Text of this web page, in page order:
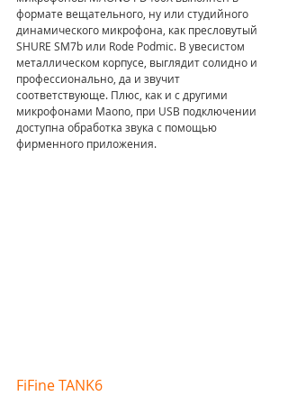
формате вещательного, ну или студийного
динамического микрофона, как пресловутый
SHURE SM7b или Rode Podmic. В увесистом
металлическом корпусе, выглядит солидно и
профессионально, да и звучит
соответствующе. Плюс, как и с другими
микрофонами Maono, при USB подключении
доступна обработка звука с помощью
фирменного приложения.
FiFine TANK6